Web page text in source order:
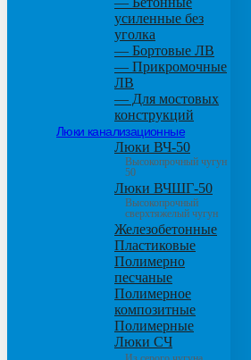
усиленные без
уголка
— Бортовые ЛВ
— Прикромочные
ЛВ
— Для мостовых
конструкций
Люки канализационные
Люки ВЧ-50
Высокопрочный чугун
50
Люки ВЧШГ-50
Высокопрочный
сверхтяжелый чугун
Железобетонные
Пластиковые
Полимерно
песчаные
Полимерное
композитные
Полимерные
Люки СЧ